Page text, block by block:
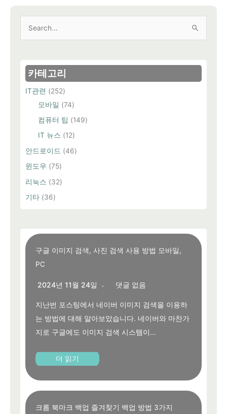
드
설
정
및
법
총
정
리
상
카테고리
IT관련 (252)
모바일 (74)
컴퓨터 팁 (149)
IT 뉴스 (12)
안드로이드 (46)
윈도우 (75)
리눅스 (32)
기타 (36)
구글 이미지 검색, 사진 검색 사용 방법 모바일,
PC
2024년 11월 24일 댓글 없음
지난번 포스팅에서 네이버 이미지 검색을 이용하
는 방법에 대해 알아보았습니다. 네이버와 마찬가
지로 구글에도 이미지 검색 시스템이...
더 읽기
크롬 북마크 백업 즐겨찾기 백업 방법 3가지